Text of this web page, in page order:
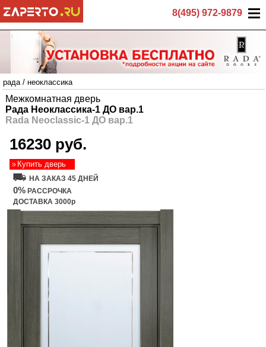
8(495) 972-9879
рада/ неоклассика
Межкомнатная дверь
Рада Неоклассика-1 ДО вар.1
Rada Neoclassic-1 ДО вар.1
16230 руб.
Купить дверь
НА ЗАКАЗ 45 ДНЕЙ
0% РАССРОЧКА
ДОСТАВКА 3000р